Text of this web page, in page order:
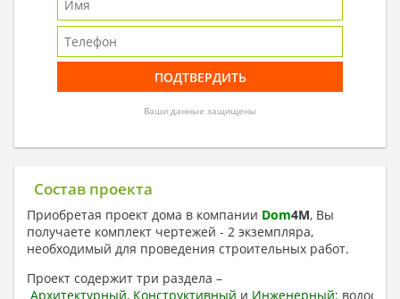
Ваши данные защищены
Состав проекта
Приобретая проект дома в компании Dom4M, Вы
получаете комплект чертежей - 2 экземпляра,
необходимый для проведения строительных работ.
Проект содержит три раздела –
Архитектурный, Конструктивный и Инженерный: